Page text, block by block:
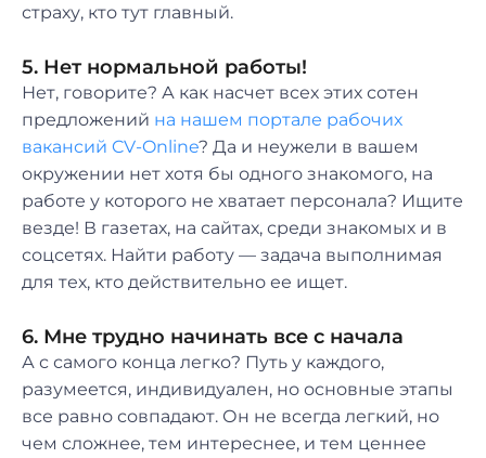
страху, кто тут главный.
5. Нет нормальной работы!
Нет, говорите? А как насчет всех этих сотен
предложений на нашем портале рабочих
вакансий CV-Online? Да и неужели в вашем
окружении нет хотя бы одного знакомого, на
работе у которого не хватает персонала? Ищите
везде! В газетах, на сайтах, среди знакомых и в
соцсетях. Найти работу — задача выполнимая
для тех, кто действительно ее ищет.
6. Мне трудно начинать все с начала
А с самого конца легко? Путь у каждого,
разумеется, индивидуален, но основные этапы
все равно совпадают. Он не всегда легкий, но
чем сложнее, тем интереснее, и тем ценнее